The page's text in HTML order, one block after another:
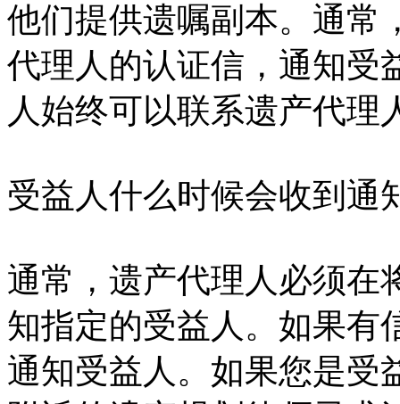
他们提供遗嘱副本。通常
代理人的认证信，通知受
人始终可以联系遗产代理
受益人什么时候会收到通
通常，遗产代理人必须在
知指定的受益人。如果有
通知受益人。如果您是受